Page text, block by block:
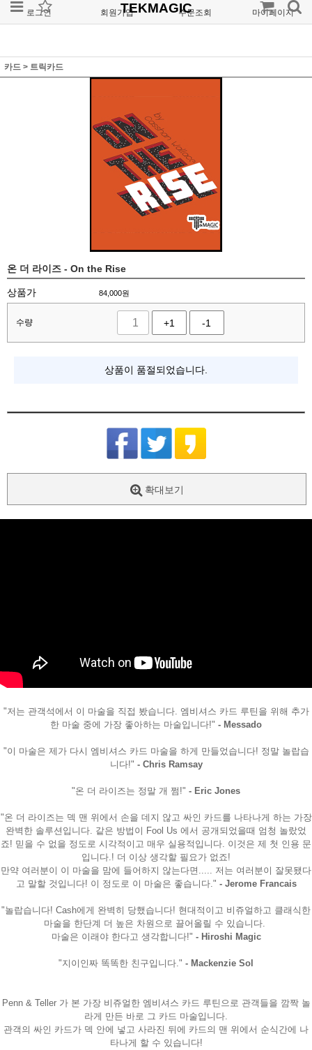
로그인 회원가입 주문조회 마이페이지
TEKMAGIC
카드 > 트릭카드
온 더 라이즈 - On the Rise
상품가 84,000원
수량 +1 -1
상품이 품절되었습니다.
확대보기
"저는 관객석에서 이 마술을 직접 봤습니다. 엠비셔스 카드 루틴을 위해 추가
한 마술 중에 가장 좋아하는 마술입니다!" - Messado
"이 마술은 제가 다시 엠비셔스 카드 마술을 하게 만들었습니다! 정말 놀랍습
니다!" - Chris Ramsay
"온 더 라이즈는 정말 개 쩜!" - Eric Jones
"온 더 라이즈는 덱 맨 위에서 손을 데지 않고 싸인 카드를 나타나게 하는 가장
완벽한 솔루션입니다. 같은 방법이 Fool Us 에서 공개되었을때 엄청 놀랐었
죠! 믿을 수 없을 정도로 시각적이고 매우 실용적입니다. 이것은 제 첫 인용 문
입니다.! 더 이상 생각할 필요가 없죠!
만약 여러분이 이 마술을 맘에 들어하지 않는다면..... 저는 여러분이 잘못됐다
고 말할 것입니다! 이 정도로 이 마술은 좋습니다." - Jerome Francais
"놀랍습니다! Cash에게 완벽히 당했습니다! 현대적이고 비쥬얼하고 클래식한
마술을 한단계 더 높은 차원으로 끌어올릴 수 있습니다.
마술은 이래야 한다고 생각합니다!" - Hiroshi Magic
"지이인짜 똑똑한 친구입니다." - Mackenzie Sol
Penn & Teller 가 본 가장 비쥬얼한 엠비셔스 카드 루틴으로 관객들을 깜짝 놀
라게 만든 바로 그 카드 마술입니다.
관객의 싸인 카드가 덱 안에 넣고 사라진 뒤에 카드의 맨 위에서 순식간에 나
타나게 할 수 있습니다!